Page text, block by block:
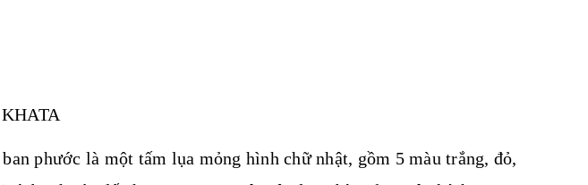
phước là một tấm lụa mỏng hình chữ nhật, gồm 5 màu trắng, đỏ,